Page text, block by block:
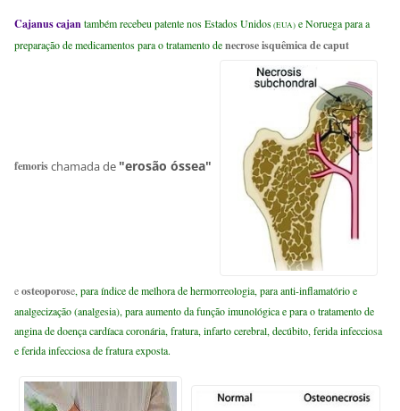
Cajanus cajantambém recebeu patente nos Estados Unidos(EUA) e Noruega para a
preparação de medicamentos para o tratamento denecrose isquêmica de caput
femorischamada de "erosão óssea"
eosteoporose, para índice de melhora de hermorreologia, para anti-inflamatório e
analgecização (analgesia), para aumento da função imunológica e para o tratamento de
angina de doença cardíaca coronária, fratura, infarto cerebral, decúbito, ferida infecciosa
e ferida infecciosa de fratura exposta.